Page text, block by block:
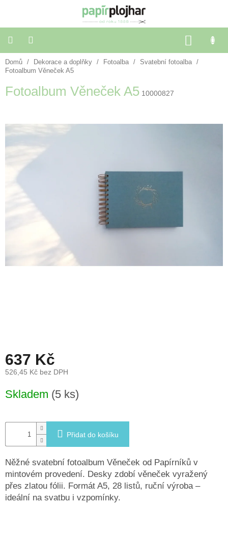
KOŠÍK
Balení
dárků
Dekorace
a
potřeby
🌈
značky
Prodejny
Domů / Dekorace a doplňky / Fotoalba / Svatební fotoalba
/
Fotoalbum Věneček A5
Fotoalbum Věneček A5 10000827
637 Kč
526,45 Kč bez DPH
cena:
Skladem (5 ks)
Přidat do košíku
Něžné svatební fotoalbum Věneček od Papírníků v
mintovém provedení. Desky zdobí věneček vyražený
přes zlatou fólii. Formát A5, 28 listů, ruční výroba –
ideální na svatbu i vzpomínky.